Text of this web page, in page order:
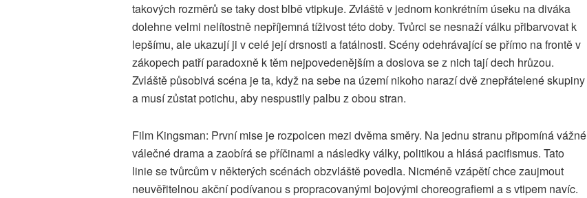
takových rozměrů se taky dost blbě vtipkuje. Zvláště v jednom konkrétním úseku na diváka
dolehne velmi nelítostně nepříjemná tíživost této doby. Tvůrci se nesnaží válku přibarvovat k
lepšímu, ale ukazují ji v celé její drsnosti a fatálnosti. Scény odehrávající se přímo na frontě v
zákopech patří paradoxně k těm nejpovedenějším a doslova se z nich tají dech hrůzou.
Zvláště působivá scéna je ta, když na sebe na území nikoho narazí dvě znepřátelené skupiny
a musí zůstat potichu, aby nespustily palbu z obou stran.
Film Kingsman: První mise je rozpolcen mezi dvěma směry. Na jednu stranu připomíná vážné
válečné drama a zaobírá se příčinami a následky války, politikou a hlásá pacifismus. Tato
linie se tvůrcům v některých scénách obzvláště povedla. Nicméně vzápětí chce zaujmout
neuvěřitelnou akční podívanou s propracovanými bojovými choreografiemi a s vtipem navíc.